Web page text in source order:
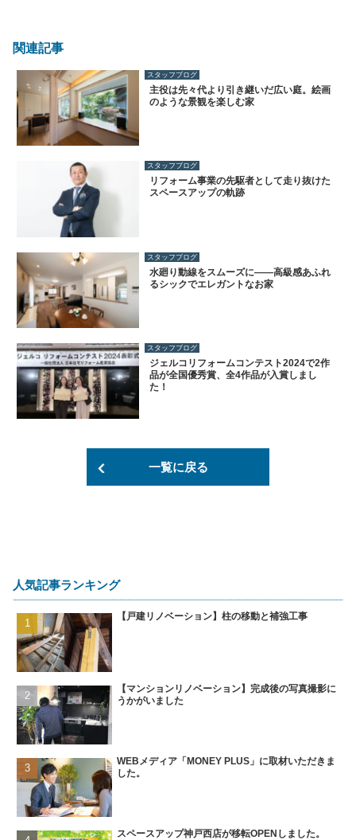
関連記事
スタッフブログ
主役は先々代より引き継いだ広い庭。絵画
のような景観を楽しむ家
スタッフブログ
リフォーム事業の先駆者として走り抜けた
スペースアップの軌跡
スタッフブログ
水廻り動線をスムーズに――高級感あふれ
るシックでエレガントなお家
スタッフブログ
ジェルコリフォームコンテスト2024で2作
品が全国優秀賞、全4作品が入賞しまし
た！
一覧に戻る
人気記事ランキング
【戸建リノベーション】柱の移動と補強工事
【マンションリノベーション】完成後の写真撮影に
うかがいました
WEBメディア「MONEY PLUS」に取材いただきま
した。
スペースアップ神戸西店が移転OPENしました。